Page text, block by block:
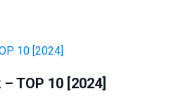
TOP 10 [2024]